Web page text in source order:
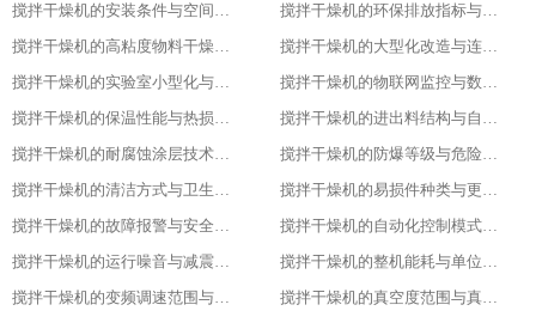
搅拌干燥机的安装条件与空间布局要求
搅拌干燥机的环保排放指标与净化措施
搅拌干燥机的高粘度物料干燥适配设计
搅拌干燥机的大型化改造与连续生产能力
搅拌干燥机的实验室小型化与参数复刻性
搅拌干燥机的物联网监控与数据追溯能力
搅拌干燥机的保温性能与热损失率
搅拌干燥机的进出料结构与自动化适配
搅拌干燥机的耐腐蚀涂层技术与应用场景
搅拌干燥机的防爆等级与危险环境适配性
搅拌干燥机的清洁方式与卫生残留标准
搅拌干燥机的易损件种类与更换周期
搅拌干燥机的故障报警与安全保护功能
搅拌干燥机的自动化控制模式分类
搅拌干燥机的运行噪音与减震措施
搅拌干燥机的整机能耗与单位能耗标准
搅拌干燥机的变频调速范围与控制精度
搅拌干燥机的真空度范围与真空干燥效果